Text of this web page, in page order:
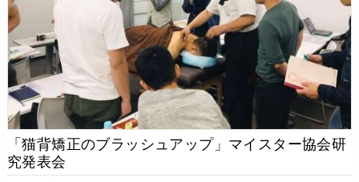
「猫背矯正のブラッシュアップ」マイスター協会研
究発表会